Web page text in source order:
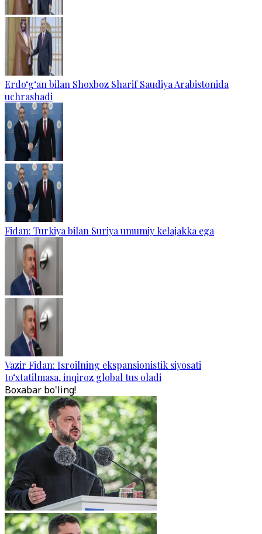
Erdo‘g‘an bilan Shoxboz Sharif Saudiya Arabistonida
uchrashadi
Fidan: Turkiya bilan Suriya umumiy kelajakka ega
Vazir Fidan: Isroilning ekspansionistik siyosati
to‘xtatilmasa, inqiroz global tus oladi
Boxabar bo'ling!